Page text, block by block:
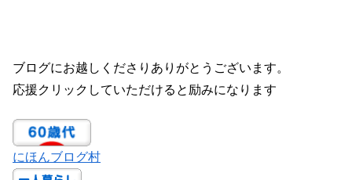
ブログにお越しくださりありがとうございます。
応援クリックしていただけると励みになります
にほんブログ村